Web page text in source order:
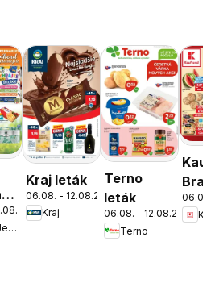
COOP Jednota
Kraj leták
06.08. - 12.08.2026
Kraj
Terno
leták
06.08. - 12.08.2026
Terno
Nové
06.08.